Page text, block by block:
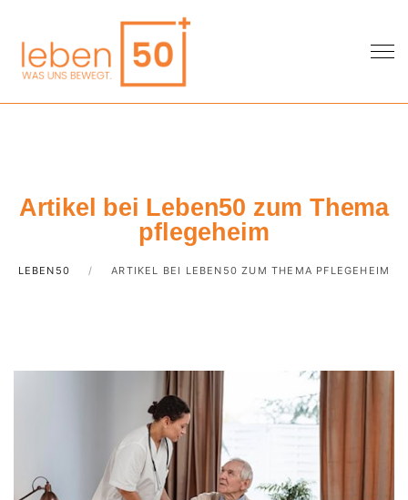
Artikel bei Leben50 zum Thema
pflegeheim
LEBEN50 ARTIKEL BEI LEBEN50 ZUM THEMA PFLEGEHEIM